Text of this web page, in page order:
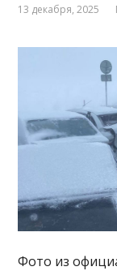
13 декабря, 2025
Фото из